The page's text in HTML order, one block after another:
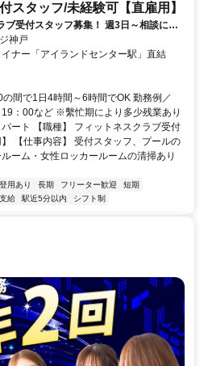
スタッフ/未経験可【直雇用】
ッフ募集！ 週3日～相談に応
てスタートできる環境が整っています。
神戸
イナー「アイランドセンター駅」直結
の間で1日4時間～6時間でOK 勤務例／
：00など ※繫忙期により多少残業あり
パート 【職種】 フィットネスクラブ受付
【仕事内容】 受付スタッフ、プールの
ーム・女性ロッカールームの清掃あり
用あり 長期 フリーター歓迎
短期
給 駅近5分以内 シフト制